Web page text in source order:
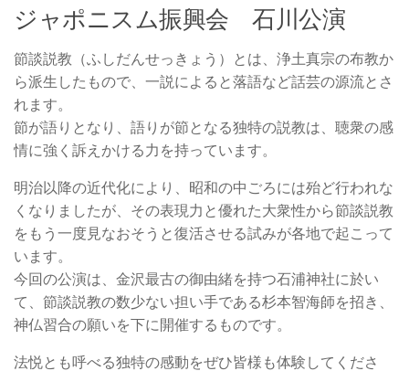
ジャポニスム振興会 石川公演
節談説教（ふしだんせっきょう）とは、浄土真宗の布教か
ら派生したもので、一説によると落語など話芸の源流とさ
れます。
節が語りとなり、語りが節となる独特の説教は、聴衆の感
情に強く訴えかける力を持っています。
明治以降の近代化により、昭和の中ごろには殆ど行われな
くなりましたが、その表現力と優れた大衆性から節談説教
をもう一度見なおそうと復活させる試みが各地で起こって
います。
今回の公演は、金沢最古の御由緒を持つ石浦神社に於い
て、節談説教の数少ない担い手である杉本智海師を招き、
神仏習合の願いを下に開催するものです。
法悦とも呼べる独特の感動をぜひ皆様も体験してくださ